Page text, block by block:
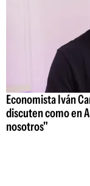
Economista Iván
discuten como en
nosotros"